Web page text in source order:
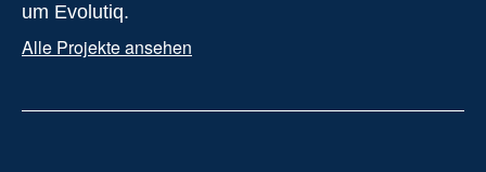
um Evolutiq.
Alle Projekte ansehen
Select Language
German